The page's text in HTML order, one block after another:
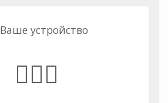
Ваше устройство
🤵🏻‍♀️